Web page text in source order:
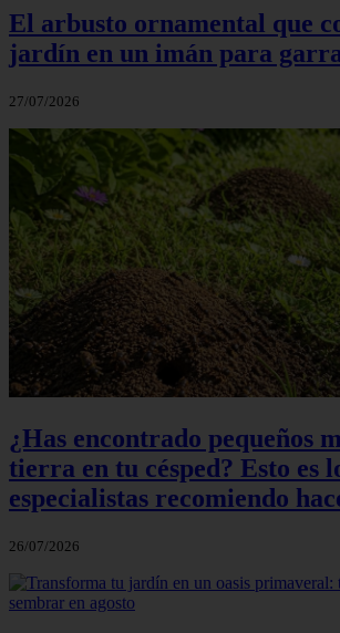
El arbusto ornamental que
jardín en un imán para
27/07/2026
¿Has encontrado pequeños
tierra en tu césped? Esto es
especialistas recomiendo
26/07/2026